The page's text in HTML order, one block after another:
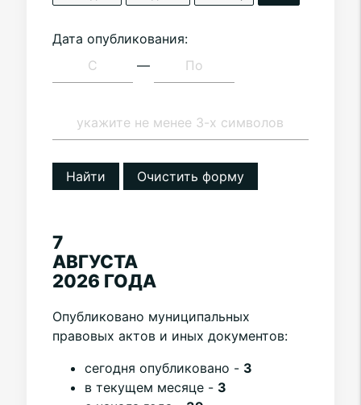
Дата опубликования:
—
Найти Очистить форму
7
АВГУСТА
2026 ГОДА
Опубликовано муниципальных
правовых актов и иных документов:
cегодня опубликовано - 3
в текущем месяце - 3